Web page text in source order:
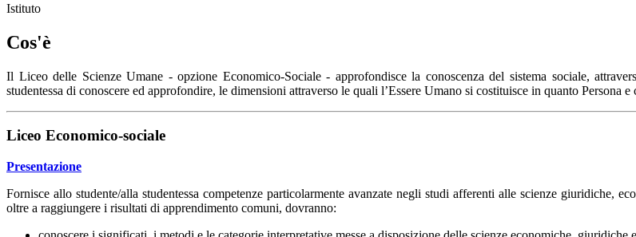
Istituto
Cos'è
Il Liceo delle Scienze Umane - opzione Economico-Sociale - approfondisce la conoscenza del sistema sociale,
studentessa di conoscere ed approfondire, le dimensioni attraverso le quali l’Essere Umano si costituisce in quanto Persona
Liceo Economico-sociale
Presentazione
Fornisce allo studente/alla studentessa competenze particolarmente avanzate negli studi afferenti alle scienze giuridiche,
oltre a raggiungere i risultati di apprendimento comuni, dovranno: